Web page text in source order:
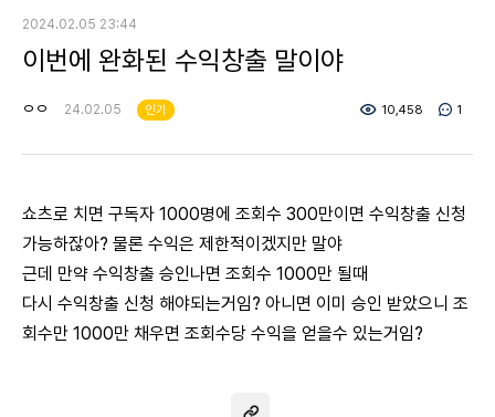
2024.02.05 23:44
이번에 완화된 수익창출 말이야
ㅇㅇ 24.02.05 인기 10,458 1
쇼츠로 치면 구독자 1000명에 조회수 300만이면 수익창출 신청
가능하잖아? 물론 수익은 제한적이겠지만 말야
근데 만약 수익창출 승인나면 조회수 1000만 될때
다시 수익창출 신청 해야되는거임? 아니면 이미 승인 받았으니 조
회수만 1000만 채우면 조회수당 수익을 얻을수 있는거임?